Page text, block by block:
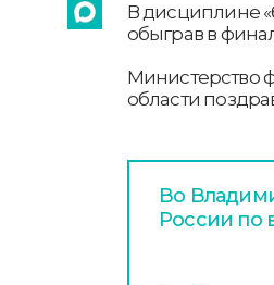
В дисциплине
обыграв в
Министерство
области
Во
России по